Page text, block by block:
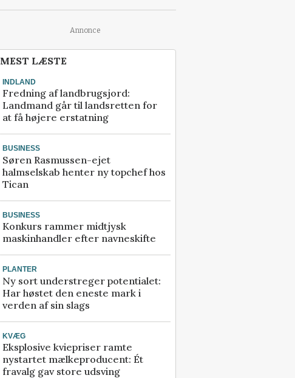
Annonce
MEST LÆSTE
INDLAND
Fredning af landbrugsjord:
Landmand går til landsretten for
at få højere erstatning
BUSINESS
Søren Rasmussen-ejet
halmselskab henter ny topchef hos
Tican
BUSINESS
Konkurs rammer midtjysk
maskinhandler efter navneskifte
PLANTER
Ny sort understreger potentialet:
Har høstet den eneste mark i
verden af sin slags
KVÆG
Eksplosive kviepriser ramte
nystartet mælkeproducent: Ét
fravalg gav store udsving